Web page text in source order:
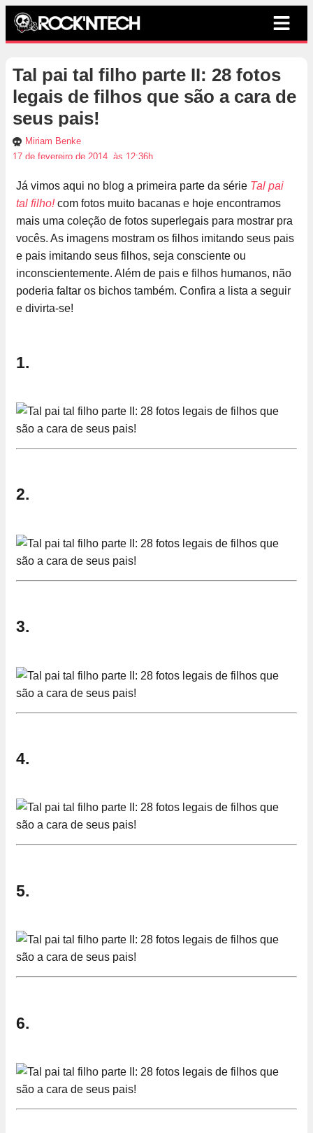
Tal pai tal filho parte II: 28 fotos
legais de filhos que são a cara de
seus pais!
Miriam Benke
17 de fevereiro de 2014, às 12:36h
Já vimos aqui no blog a primeira parte da série Tal pai
tal filho!com fotos muito bacanas e hoje encontramos
mais uma coleção de fotos superlegais para mostrar pra
vocês. As imagens mostram os filhos imitando seus pais
e pais imitando seus filhos, seja consciente ou
inconscientemente. Além de pais e filhos humanos, não
poderia faltar os bichos também. Confira a lista a seguir
e divirta-se!
1.
2.
3.
4.
5.
6.